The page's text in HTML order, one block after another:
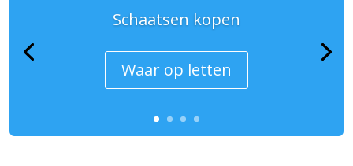
Schaatsen kopen
Waar op letten